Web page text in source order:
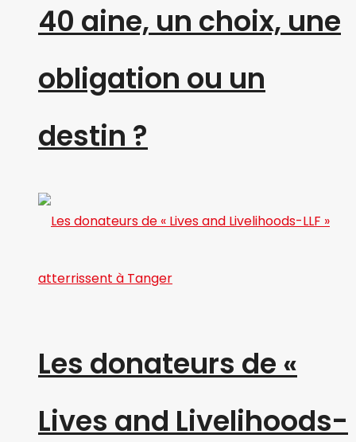
40 aine, un choix, une
obligation ou un
destin ?
Les donateurs de «
Lives and Livelihoods-